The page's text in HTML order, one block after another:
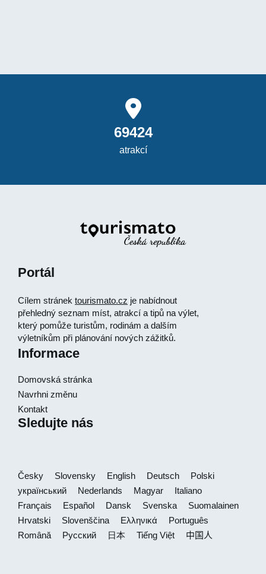
69424
atrakcí
Portál
Cílem stránek tourismato.cz je nabídnout
přehledný seznam míst, atrakcí a tipů na výlet,
který pomůže turistům, rodinám a dalším
výletníkům při plánování nových zážitků.
Informace
Domovská stránka
Navrhni změnu
Kontakt
Sledujte nás
Česky Slovensky English Deutsch
Polski
український
Nederlands Magyar
Italiano
Français
Español Dansk Svenska
Suomalainen
Hrvatski
Slovenščina Ελληνικά
Português
Română
Русский 日本 Tiếng Việt 中国人